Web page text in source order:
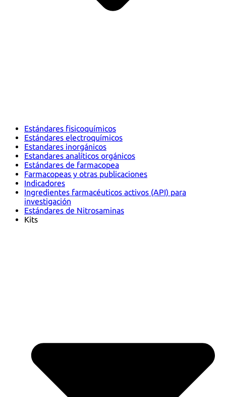
Estándares fisicoquímicos
Estándares electroquímicos
Estandares inorgánicos
Estandares analíticos orgánicos
Estándares de farmacopea
Farmacopeas y otras publicaciones
Indicadores
Ingredientes farmacéuticos activos (API) para
investigación
Estándares de Nitrosaminas
Kits